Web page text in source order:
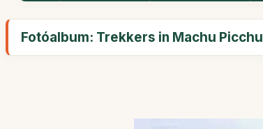
Fotóalbum: Trekkers in Machu Picchu